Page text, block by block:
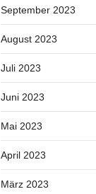
September 2023
August 2023
Juli 2023
Juni 2023
Mai 2023
April 2023
März 2023